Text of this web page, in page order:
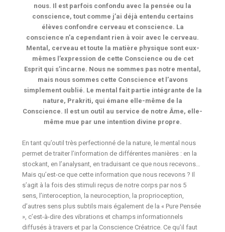
nous. Il est parfois confondu avec la pensée ou la
conscience, tout comme j’ai déjà entendu certains
élèves confondre cerveau et conscience. La
conscience n’a cependant rien à voir avec le cerveau.
Mental, cerveau et toute la matière physique sont eux-
mêmes l’expression de cette Conscience ou de cet
Esprit qui s’incarne. Nous ne sommes pas notre mental,
mais nous sommes cette Conscience et l’avons
simplement oublié. Le mental fait partie intégrante de la
nature, Prakriti, qui émane elle-même de la
Conscience. Il est un outil au service de notre Âme, elle-
même mue par une intention divine propre.
En tant qu’outil très perfectionné de la nature, le mental nous
permet de traiter l’information de différentes manières : en la
stockant, en l’analysant, en traduisant ce que nous recevons…
Mais qu’est-ce que cette information que nous recevons ? Il
s’agit à la fois des stimuli reçus de notre corps par nos 5
sens, l’interoception, la neuroception, la proprioception,
d’autres sens plus subtils mais également de la « Pure Pensée
», c’est-à-dire des vibrations et champs informationnels
diffusés à travers et par la Conscience Créatrice. Ce qu’il faut